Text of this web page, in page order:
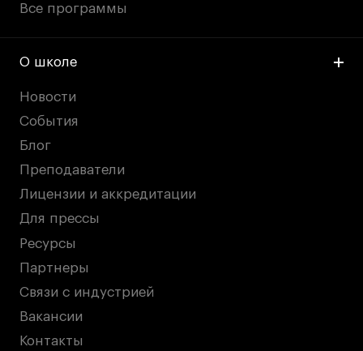
Все программы
О школе
Новости
События
Блог
Преподаватели
Лицензии и аккредитации
Для прессы
Ресурсы
Партнеры
Связи с индустрией
Вакансии
Контакты